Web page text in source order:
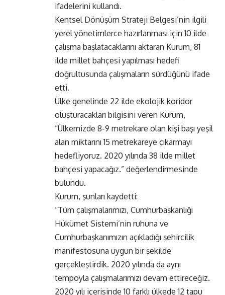
ifadelerini kullandı.
Kentsel Dönüşüm Strateji Belgesi’nin ilgili
yerel yönetimlerce hazırlanması için 10 ilde
çalışma başlatacaklarını aktaran Kurum, 81
ilde millet bahçesi yapılması hedefi
doğrultusunda çalışmaların sürdüğünü ifade
etti.
Ülke genelinde 22 ilde ekolojik koridor
oluşturacakları bilgisini veren Kurum,
“Ülkemizde 8-9 metrekare olan kişi başı yeşil
alan miktarını 15 metrekareye çıkarmayı
hedefliyoruz. 2020 yılında 38 ilde millet
bahçesi yapacağız.” değerlendirmesinde
bulundu.
Kurum, şunları kaydetti:
“Tüm çalışmalarımızı, Cumhurbaşkanlığı
Hükümet Sistemi’nin ruhuna ve
Cumhurbaşkanımızın açıkladığı şehircilik
manifestosuna uygun bir şekilde
gerçekleştirdik. 2020 yılında da aynı
tempoyla çalışmalarımızı devam ettireceğiz.
2020 yılı içerisinde 10 farklı ülkede 12 tapu